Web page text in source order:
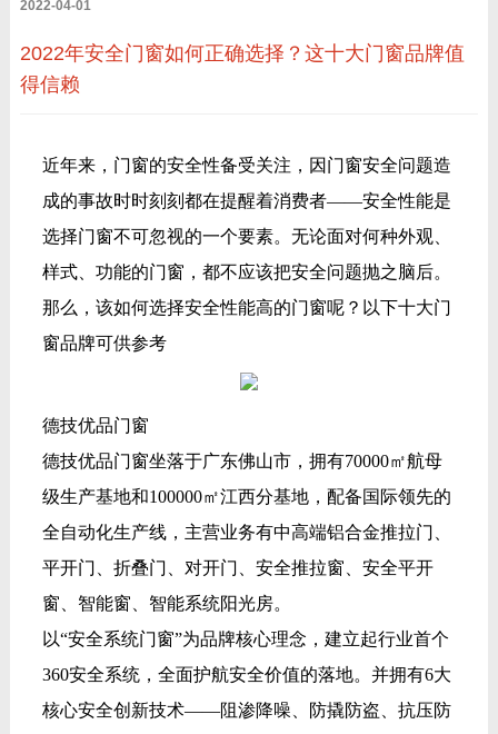
2022-04-01
2022年安全门窗如何正确选择？这十大门窗品牌值
得信赖
近年来，门窗的安全性备受关注，因门窗安全问题造
成的事故时时刻刻都在提醒着消费者——安全性能是
选择门窗不可忽视的一个要素。无论面对何种外观、
样式、功能的门窗，都不应该把安全问题抛之脑后。
那么，该如何选择安全性能高的门窗呢？以下十大门
窗品牌可供参考
德技优品门窗
德技优品门窗坐落于广东佛山市，拥有70000㎡航母
级生产基地和100000㎡江西分基地，配备国际领先的
全自动化生产线，主营业务有中高端铝合金推拉门、
平开门、折叠门、对开门、安全推拉窗、安全平开
窗、智能窗、智能系统阳光房。
以“安全系统门窗”为品牌核心理念，建立起行业首个
360安全系统，全面护航安全价值的落地。并拥有6大
核心安全创新技术——阻渗降噪、防撬防盗、抗压防